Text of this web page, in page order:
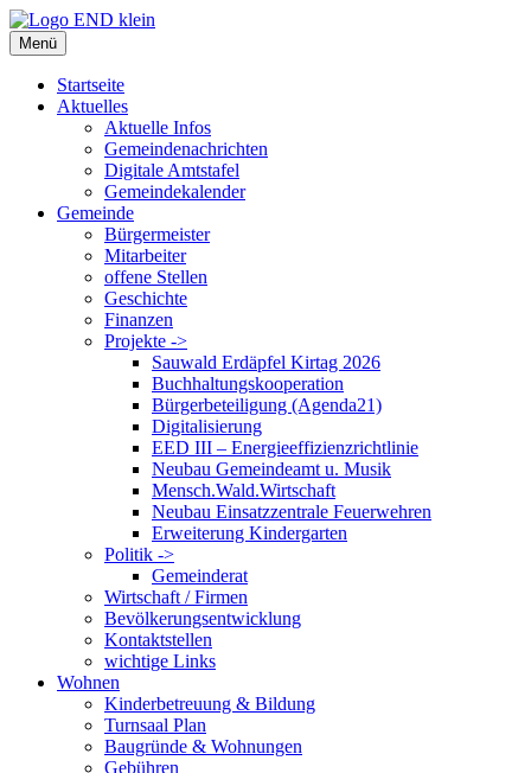
Zum
Inhalt
springen
Menü
Startseite
Aktuelles
Aktuelle Infos
Gemeindenachrichten
Digitale Amtstafel
Gemeindekalender
Gemeinde
Bürgermeister
Mitarbeiter
offene Stellen
Geschichte
Finanzen
Projekte ->
Sauwald Erdäpfel Kirtag 2026
Buchhaltungskooperation
Bürgerbeteiligung (Agenda21)
Digitalisierung
EED III – Energieeffizienzrichtlinie
Neubau Gemeindeamt u. Musik
Mensch.Wald.Wirtschaft
Neubau Einsatzzentrale Feuerwehren
Erweiterung Kindergarten
Politik ->
Gemeinderat
Wirtschaft / Firmen
Bevölkerungsentwicklung
Kontaktstellen
wichtige Links
Wohnen
Kinderbetreuung & Bildung
Turnsaal Plan
Baugründe & Wohnungen
Gebühren